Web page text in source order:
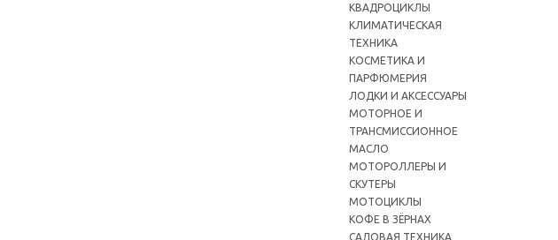
КВАДРОЦИКЛЫ
КЛИМАТИЧЕСКАЯ
ТЕХНИКА
КОСМЕТИКА И
ПАРФЮМЕРИЯ
ЛОДКИ И АКСЕССУАРЫ
МОТОРНОЕ И
ТРАНСМИССИОННОЕ
МАСЛО
МОТОРОЛЛЕРЫ И
СКУТЕРЫ
МОТОЦИКЛЫ
КОФЕ В ЗЁРНАХ
САДОВАЯ ТЕХНИКА